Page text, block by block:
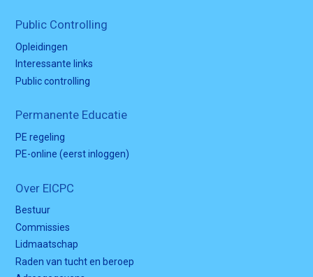
Public Controlling
Opleidingen
Interessante links
Public controlling
Permanente Educatie
PE regeling
PE-online (eerst inloggen)
Over EICPC
Bestuur
Commissies
Lidmaatschap
Raden van tucht en beroep